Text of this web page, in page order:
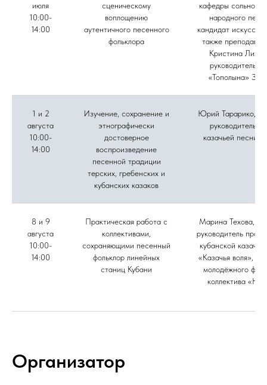
июля
10:00-
14:00
сценическому
воплощению
аутентичного песенного
фольклора
кафедры сольного
народного
кандидат
также
Кристина
руководитель
«Тополына» Зоя
1 и 2
августа
10:00-
14:00
Изучение, сохранение и
этнографически
достоверное
воспроизведение
песенной традиции
терских, гребенских и
кубанских казаков
Юрий Тарарико,
руководитель
казачьей песни
8 и 9
августа
10:00-
14:00
Практическая работа с
коллективами,
сохраняющими песенный
фольклор линейных
станиц Кубани
Марина Техова,
руководитель
кубанской
«Казачья воля»,
молодёжного
коллектива
Организатор